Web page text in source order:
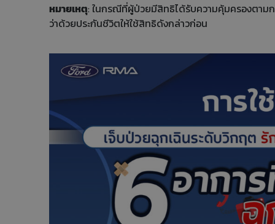
หมายเหตุ: ในกรณีที่ผู้ป่วยมีสิทธิได้รับความคุ้มครองตาม
ว่าด้วยประกันชีวิตให้ใช้สิทธิดังกล่าวก่อน